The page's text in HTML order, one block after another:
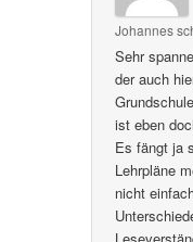
Johannes
Sehr
der auch
ist eben
Es fängt ja
Lehrpläne
nicht